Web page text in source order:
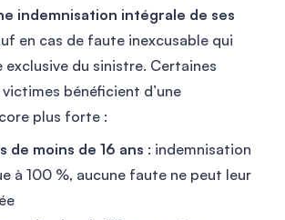
indemnisation intégrale de ses
en cas de faute inexcusable qui
exclusive du sinistre. Certaines
bénéficient d’une
plus forte :
de moins de 16 ans : indemnisation
à 100 %, aucune faute ne peut leur